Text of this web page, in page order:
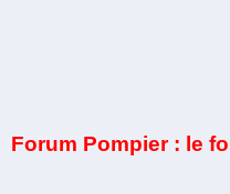
Forum Pompier : le